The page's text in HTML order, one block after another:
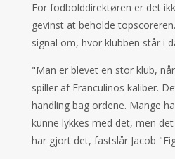
For fodbolddirektøren er det
gevinst at beholde
signal om, hvor klubben står i
"Man er blevet en stor klub,
spiller af Franculinos kaliber.
handling bag ordene. Mange
kunne lykkes med det, men
har gjort det, fastslår Jacob